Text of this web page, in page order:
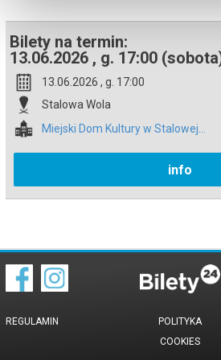
bilet: 15 zł
*******
Bezpieczne zakupy w Bilety24. W
wydarzenia, gwarantujemy
potwierdzony komunikatem wysyłanym
podczas zakupu.
Bilety na termin:
13.06.2026 , g. 17:00
13.06.2026 , g. 17:00
Stalowa Wola
Miejski Dom Kultury w Stalowej...
info
REGULAMIN
POLITYKA
COOKIES